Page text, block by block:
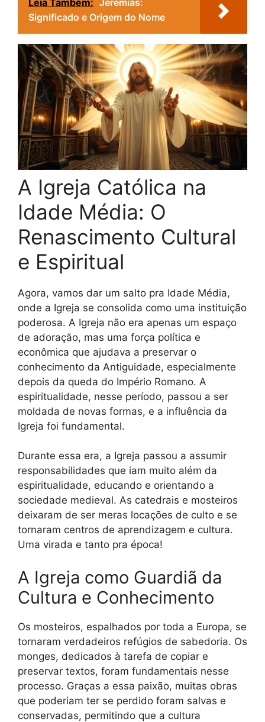
Significado e Origem do Nome
A Igreja Católica na
Idade Média: O
Renascimento Cultural
e Espiritual
Agora, vamos dar um salto pra Idade Média,
onde a Igreja se consolida como uma instituição
poderosa. A Igreja não era apenas um espaço
de adoração, mas uma força política e
econômica que ajudava a preservar o
conhecimento da Antiguidade, especialmente
depois da queda do Império Romano. A
espiritualidade, nesse período, passou a ser
moldada de novas formas, e a influência da
Igreja foi fundamental.
Durante essa era, a Igreja passou a assumir
responsabilidades que iam muito além da
espiritualidade, educando e orientando a
sociedade medieval. As catedrais e mosteiros
deixaram de ser meras locações de culto e se
tornaram centros de aprendizagem e cultura.
Uma virada e tanto pra época!
A Igreja como Guardiã da
Cultura e Conhecimento
Os mosteiros, espalhados por toda a Europa, se
tornaram verdadeiros refúgios de sabedoria. Os
monges, dedicados à tarefa de copiar e
preservar textos, foram fundamentais nesse
processo. Graças a essa paixão, muitas obras
que poderiam ter se perdido foram salvas e
conservadas, permitindo que a cultura